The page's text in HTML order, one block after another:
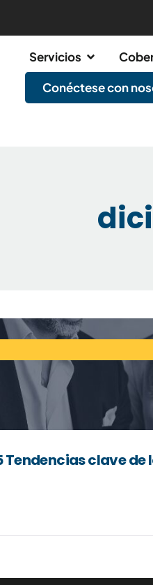
Servicios
Conéctese con
Tendencias clave